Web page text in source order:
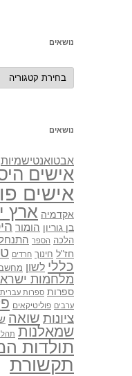
נושאים
נושאים
נושאים
אבטואנטישמיות
אישים
אישים
אקדמיה ארץ
בן גוריון הומור
הלכה הספר
חז"ל חינוך חרדים
כללי לשון
מלחמות
ספרות ספרות עברית
ערבים פוליטיקאים
ציונות שואה
שמאלנות
תולדות
תקשורת